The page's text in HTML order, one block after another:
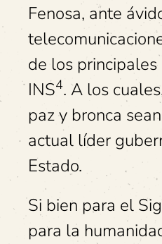
Fenosa, ante
de los
INS4. A los
paz y bronca
actual líder
Estado.
Si bien para el
para la